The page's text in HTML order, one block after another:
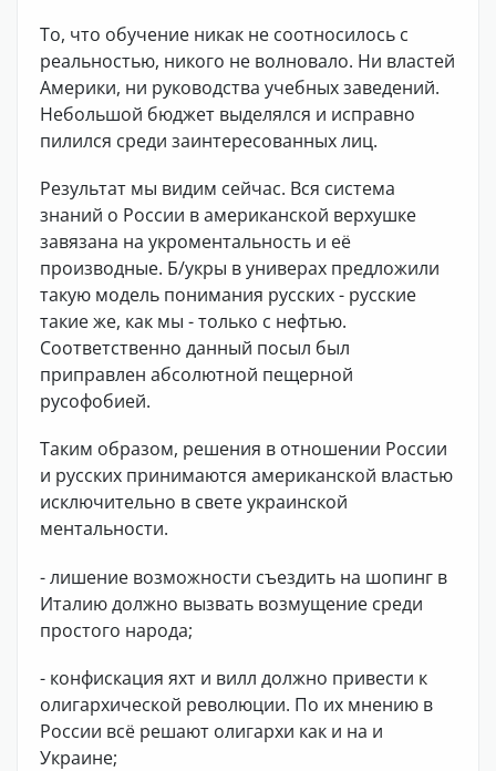
То, что обучение никак не соотносилось с
реальностью, никого не волновало. Ни властей
Америки, ни руководства учебных заведений.
Небольшой бюджет выделялся и исправно
пилился среди заинтересованных лиц.
Результат мы видим сейчас. Вся система
знаний о России в американской верхушке
завязана на укроментальность и её
производные. Б/укры в универах предложили
такую модель понимания русских - русские
такие же, как мы - только с нефтью.
Соответственно данный посыл был
приправлен абсолютной пещерной
русофобией.
Таким образом, решения в отношении России
и русских принимаются американской властью
исключительно в свете украинской
ментальности.
- лишение возможности съездить на шопинг в
Италию должно вызвать возмущение среди
простого народа;
- конфискация яхт и вилл должно привести к
олигархической революции. По их мнению в
России всё решают олигархи как и на и
Украине;